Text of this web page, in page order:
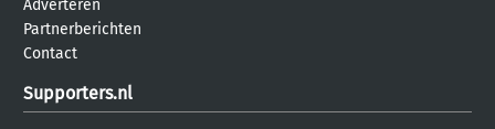
Adverteren
Partnerberichten
Contact
Supporters.nl